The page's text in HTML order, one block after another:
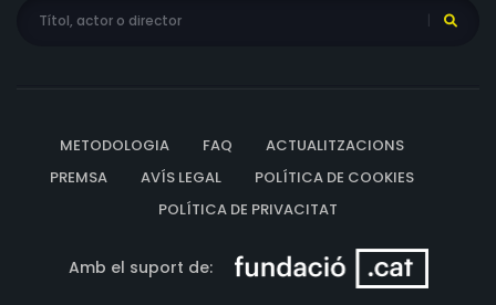
METODOLOGIA FAQ
ACTUALITZACIONS
PREMSA
AVÍS LEGAL
POLÍTICA DE COOKIES
POLÍTICA DE PRIVACITAT
Amb el suport de: